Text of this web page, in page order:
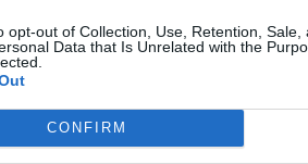
opt-out of Collection, Use, Retention, Sale,
Data that Is Unrelated with the
CONFIRM
10
PERIODO CLASSICO
De Legibus, Libro